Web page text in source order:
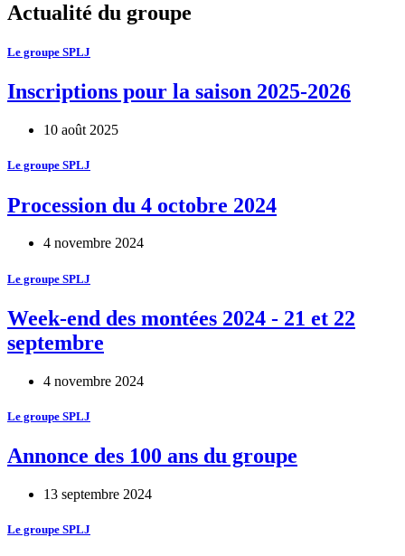
Actualité du groupe
Le groupe SPLJ
Inscriptions pour la saison 2025-2026
10 août 2025
Le groupe SPLJ
Procession du 4 octobre 2024
4 novembre 2024
Le groupe SPLJ
Week-end des montées 2024 - 21 et 22
septembre
4 novembre 2024
Le groupe SPLJ
Annonce des 100 ans du groupe
13 septembre 2024
Le groupe SPLJ